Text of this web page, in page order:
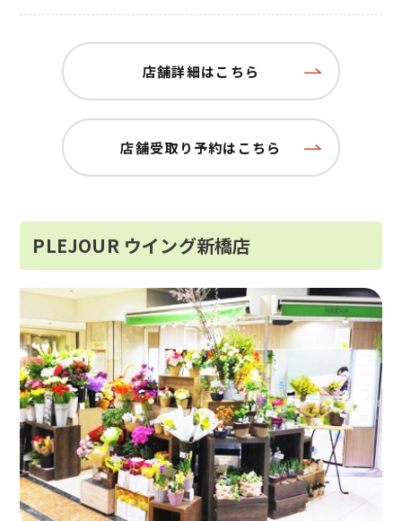
店舗詳細はこちら
店舗受取り予約はこちら
PLEJOUR ウイング新橋店